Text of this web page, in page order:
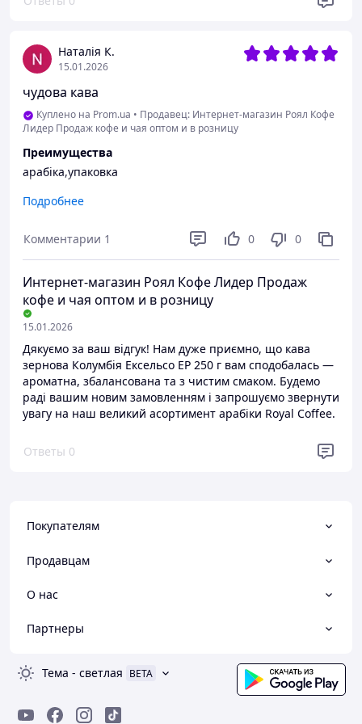
сильный, а вкус кофе так себе). Пенка средняя, но
ограничение странное Прома по числу знаков. ))
Преимущества
Кислинка, фруктовые оттенки, шоколадного привкуса
мало.
Недостатки
Нет. Но если нужен вкус шоколада, без кислинки,
горечь, то это не ваш кофе.
Наталія К.
15.01.2026
чудова кава
Куплено на Prom.ua • Продавец: Интернет-магазин Роял Кофе
Лидер Продаж кофе и чая оптом и в розницу
Преимущества
арабіка,упаковка
Недостатки
Подробнее
Комментарии 1 0 0
Интернет-магазин Роял Кофе Лидер Продаж
кофе и чая оптом и в розницу
15.01.2026
Дякуємо за ваш відгук! Нам дуже приємно, що кава
зернова Колумбія Ексельсо EP 250 г вам сподобалась —
ароматна, збалансована та з чистим смаком. Будемо
раді вашим новим замовленням і запрошуємо звернути
увагу на наш великий асортимент арабіки Royal Coffee.
Ответы 0
Покупателям
Продавцам
О нас
Партнеры
Тема - светлая BETA